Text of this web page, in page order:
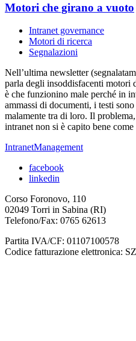
Motori che girano a vuoto
Intranet governance
Motori di ricerca
Segnalazioni
Nell’ultima newsletter
parla degli insoddisfacenti motori
è che funzionino male perché in
ammassi di documenti, i testi
malamente tra di loro. Il
intranet non si è capito bene
IntranetManagement
facebook
linkedin
Corso Foronovo, 110
02049 Torri in Sabina (RI)
Telefono/Fax: 0765 62613
Partita IVA/CF: 01107100578
Codice fatturazione elettronica: